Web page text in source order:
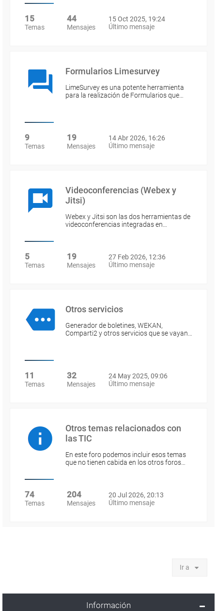
15
Temas
44
Mensajes
15 Oct 2025, 19:24
Último mensaje
Formularios Limesurvey
LimeSurvey es una potente herramienta
para la realización de Formularios que…
9
Temas
19
Mensajes
14 Abr 2026, 16:26
Último mensaje
Videoconferencias (Webex y
Jitsi)
Webex y Jitsi son las dos herramientas de
videoconferencias integradas en…
5
Temas
19
Mensajes
27 Feb 2026, 12:36
Último mensaje
Otros servicios
Generador de boletines, WEKAN,
Comparti2 y otros servicios que se vayan…
11
Temas
32
Mensajes
24 May 2025, 09:06
Último mensaje
Otros temas relacionados con
las TIC
En este foro podemos incluir esos temas
que no tienen cabida en los otros foros…
74
Temas
204
Mensajes
20 Jul 2026, 20:13
Último mensaje
Ir a
Información